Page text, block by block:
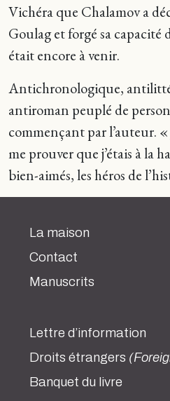
Vichéra que Chalamov a
Goulag et forgé sa capacité
était encore à venir.
Antichronologique,
antiroman peuplé de
commençant par l’auteur.
me prouver que j’étais à la
bien-aimés, les héros de
La maison
Contact
Manuscrits
Lettre d’information
Droits étrangers
Banquet du livre